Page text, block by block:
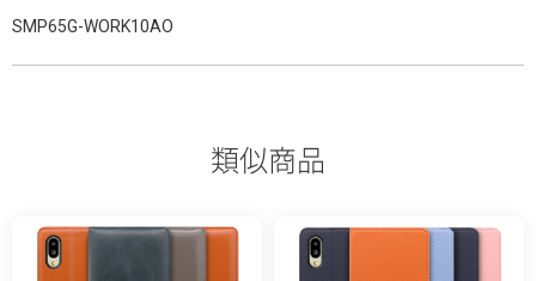
SMP65G-WORK10AO
類似商品